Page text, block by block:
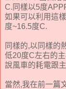
C.同樣以5度
如果可以利用這
度~16.5度C.
同樣的,以同樣的
低20度C左右的
說風車的耗電跟
當然,我在前一篇